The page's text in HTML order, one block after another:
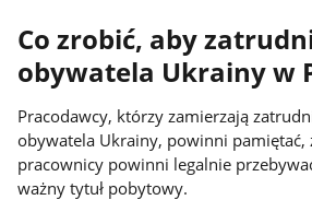
Co zrobić, aby
obywatela Ukrainy w
Pracodawcy, którzy zamierzają
obywatela Ukrainy, powinni pamiętać,
pracownicy powinni legalnie
ważny tytuł pobytowy.